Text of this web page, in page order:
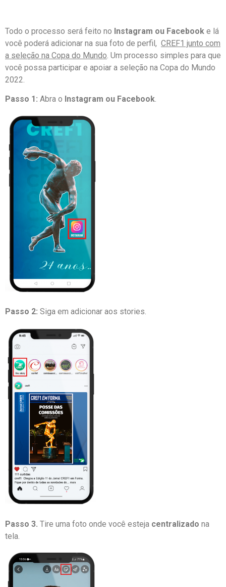
Todo o processo será feito no Instagram ou Facebook e lá
você poderá adicionar na sua foto de perfil, CREF1 junto com
a seleção na Copa do Mundo. Um processo simples para que
você possa participar e apoiar a seleção na Copa do Mundo
2022.
Passo 1: Abra o Instagram ou Facebook.
Passo 2: Siga em adicionar aos stories.
Passo 3. Tire uma foto onde você esteja centralizado na
tela.